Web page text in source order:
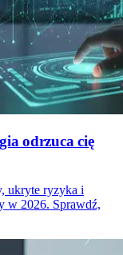
odrzuca cię
ukryte ryzyka i
w 2026. Sprawdź,